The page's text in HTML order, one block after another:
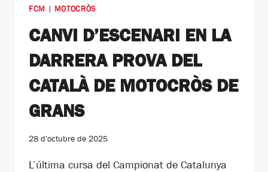
FCM | MOTOCRÒS
CANVI D’ESCENARI EN LA
DARRERA PROVA DEL
CATALÀ DE MOTOCRÒS DE
GRANS
28 d'octubre de 2025
L’última cursa del Campionat de Catalunya